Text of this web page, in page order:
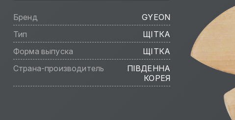
Бренд
GYEON
Тип
ЩІТКА
Форма выпуска
ЩІТКА
Страна-производитель
ПІВДЕННА
КОРЕЯ